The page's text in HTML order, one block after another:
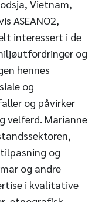
Vietnam,
ASEANO2,
interessert i de
og
hennes
og
og påvirker
velferd. Marianne
og
og andre
i kvalitative